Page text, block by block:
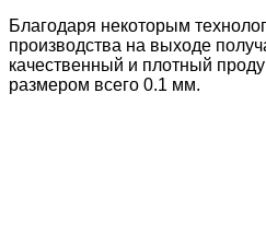
Благодаря некоторым
производства на выходе
качественный и плотный
размером всего 0.1 мм.